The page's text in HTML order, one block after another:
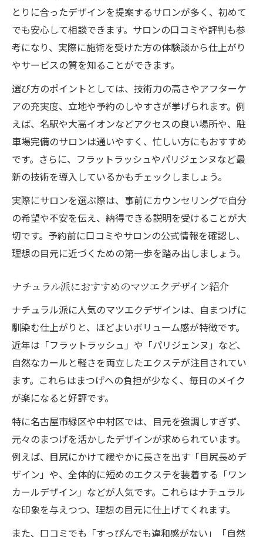
とりに合ったデザインを提案するサロンが多く、初めて
でも安心して相談できます。サロンの口コミや評判も参
考になり、実際に施術を受けた方の体験談から仕上がり
やサービスの質を知ることができます。
選び方のポイントとしては、技術力の高さやアフターケ
アの充実度、立地や予約のしやすさが挙げられます。例
えば、名駅や大高イオンなどアクセスの良い場所や、駐
車場完備のサロンは通いやすく、忙しい方にもおすすめ
です。さらに、フラットラッシュやパリジェンヌなど最
新の技術を導入しているかもチェックしましょう。
実際にサロンを選ぶ際は、事前にカウンセリングで自分
の希望や不安を伝え、納得できる説明を受けることが大
切です。予約前に口コミやサロンの公式情報を確認し、
理想の目元に近づくための第一歩を踏み出しましょう。
ナチュラル派におすすめのマツエクデザイン紹介
ナチュラル派に人気のマツエクデザインは、自まつげに
馴染む仕上がりと、ほどよいボリューム感が特徴です。
近年は「フラットラッシュ」や「パリジェンヌ」など、
自然なカールと軽さを両立したエクステが注目されてい
ます。これらはまつげへの負担が少なく、毎日のメイク
が楽になると好評です。
特に名古屋市緑区や中村区では、目元を強調しすぎず、
元々のまつげを活かしたデザインが求められています。
例えば、目尻にかけて緩やかに長さを出す「目尻長めデ
ザイン」や、全体的に短めのエクステを装着する「ワン
カールデザイン」などが人気です。これらはナチュラル
な印象を与えつつ、理想の目元に仕上げてくれます。
また、口コミでも「すっぴんでも違和感がない」「自然